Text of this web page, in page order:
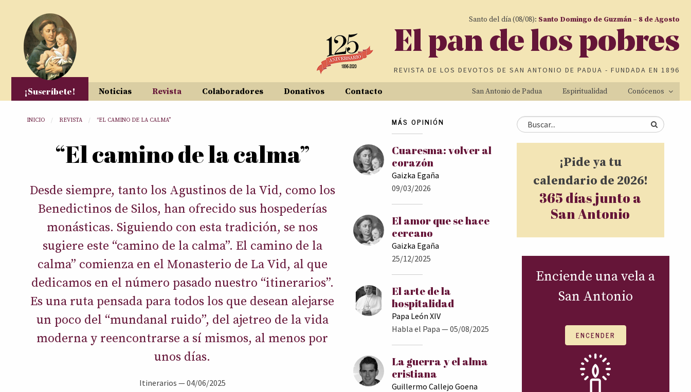
Santo del día (08/08): Santo Domingo de Guzmán – 8 de Agosto
El pan de los pobres
REVISTA DE LOS DEVOTOS DE SAN ANTONIO DE PADUA - FUNDADA EN 1896
¡Suscríbete! Noticias Revista Colaboradores Donativos Contacto San Antonio de Padua Espiritualidad Conócenos
Usted está aquí
INICIO REVISTA “EL CAMINO DE LA CALMA”
“El camino de la calma”
Desde siempre, tanto los Agustinos de la Vid, como los
Benedictinos de Silos, han ofrecido sus hospederías
monásticas. Siguiendo con esta tradición, se nos
sugiere este “camino de la calma”. El camino de la
calma” comienza en el Monasterio de La Vid, al que
dedicamos en el número pasado nuestro “itinerarios”.
Es una ruta pensada para todos los que desean alejarse
un poco del “mundanal ruido”, del ajetreo de la vida
moderna y reencontrarse a sí mismos, al menos por
unos días.
Itinerarios —04/06/2025
MÁS OPINIÓN
Cuaresma: volver al
corazón
Gaizka Egaña
09/03/2026
El amor que se hace
cercano
Gaizka Egaña
25/12/2025
El arte de la
hospitalidad
Papa León XIV
Habla el Papa — 05/08/2025
La guerra y el alma
cristiana
Guillermo Callejo Goena
Formulario de
búsqueda
Buscar
¡Pide ya tu
calendario de 2026!
365 días junto a
San Antonio
Enciende una vela a
San Antonio
ENCENDER